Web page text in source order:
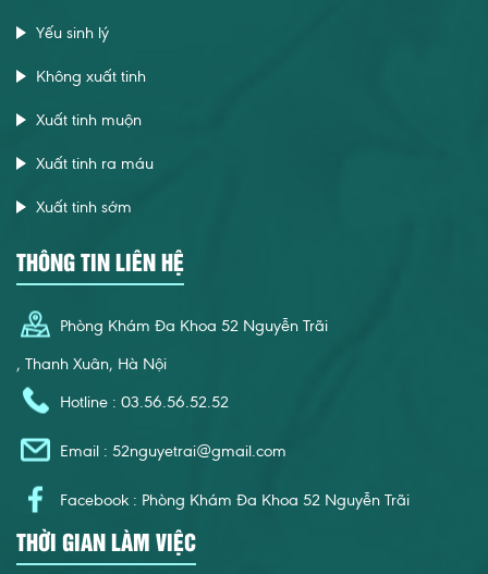
Yếu sinh lý
Không xuất tinh
Xuất tinh muộn
Xuất tinh ra máu
Xuất tinh sớm
THÔNG TIN LIÊN HỆ
Phòng Khám Đa Khoa 52 Nguyễn Trãi
, Thanh Xuân, Hà Nội
Hotline : 03.56.56.52.52
Email : 52nguyetrai@gmail.com
Facebook : Phòng Khám Đa Khoa 52 Nguyễn Trãi
THỜI GIAN LÀM VIỆC